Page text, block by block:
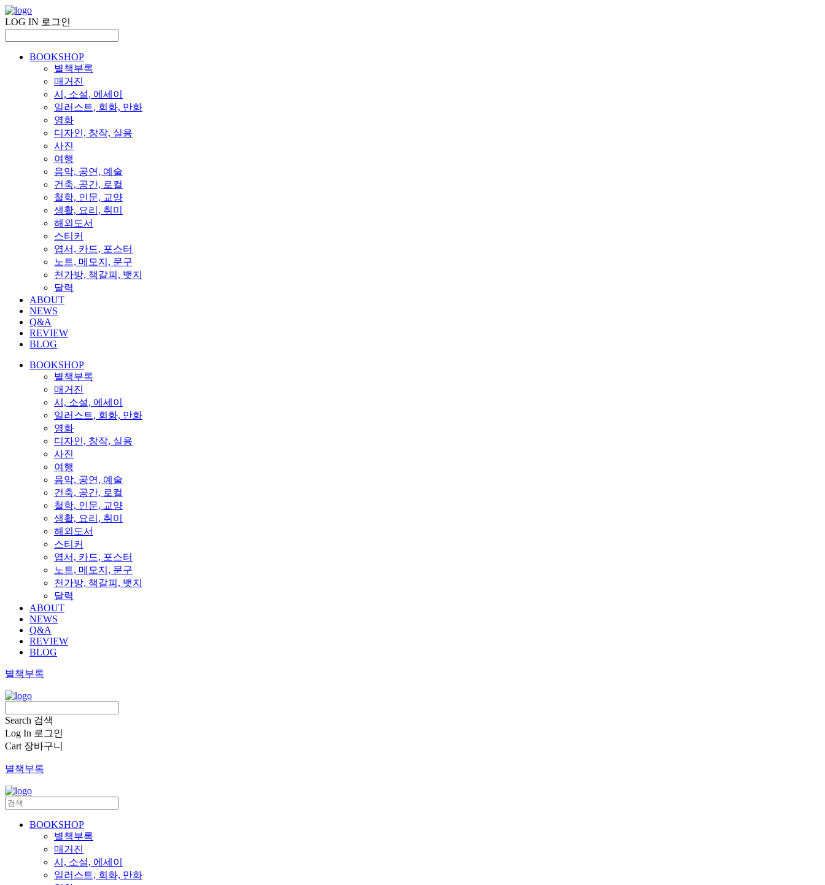
LOG IN 로그인
BOOKSHOP
별책부록
매거진
시, 소설, 에세이
일러스트, 회화, 만화
영화
디자인, 창작, 실용
사진
여행
음악, 공연, 예술
건축, 공간, 로컬
철학, 인문, 교양
생활, 요리, 취미
해외도서
스티커
엽서, 카드, 포스터
노트, 메모지, 문구
천가방, 책갈피, 뱃지
달력
ABOUT
NEWS
Q&A
REVIEW
BLOG
BOOKSHOP
별책부록
매거진
시, 소설, 에세이
일러스트, 회화, 만화
영화
디자인, 창작, 실용
사진
여행
음악, 공연, 예술
건축, 공간, 로컬
철학, 인문, 교양
생활, 요리, 취미
해외도서
스티커
엽서, 카드, 포스터
노트, 메모지, 문구
천가방, 책갈피, 뱃지
달력
ABOUT
NEWS
Q&A
REVIEW
BLOG
별책부록
Search 검색
Log In 로그인
Cart 장바구니
별책부록
BOOKSHOP
별책부록
매거진
시, 소설, 에세이
일러스트, 회화, 만화